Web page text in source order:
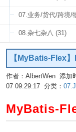
07.业务/货代/跨境/
08.杂七杂八 (31)
【MyBatis-Flex
作者：AlbertWen 添加
07 09:29:17 分类：
MyBatis-